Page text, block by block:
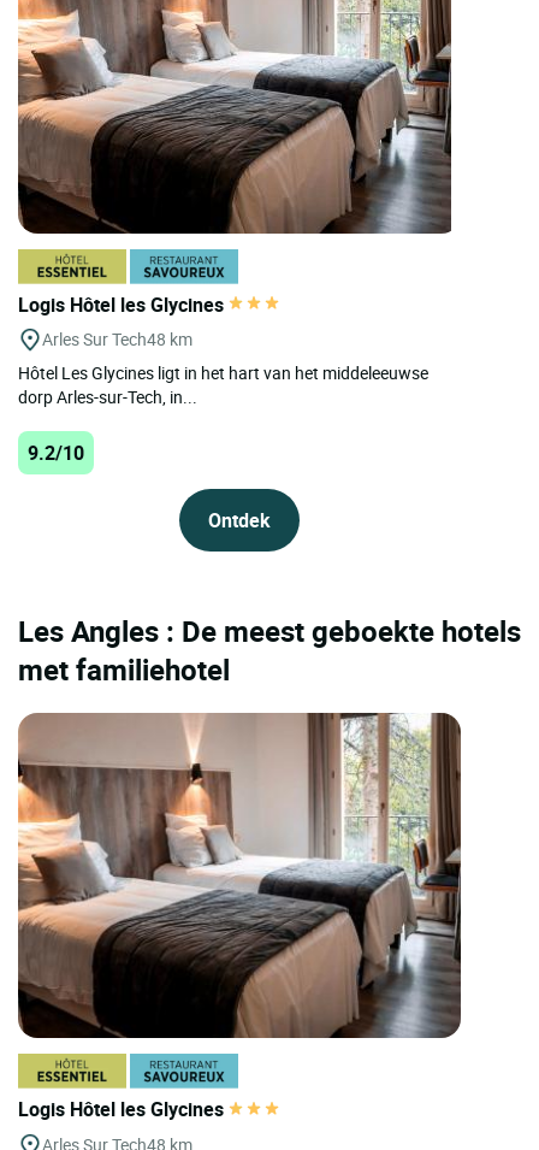
Logis Hôtel les Glycines
Arles Sur Tech48 km
Hôtel Les Glycines ligt in het hart van het middeleeuwse
dorp Arles-sur-Tech, in...
9.2/10
Ontdek
Les Angles : De meest geboekte hotels
met familiehotel
Logis Hôtel les Glycines
Arles Sur Tech48 km